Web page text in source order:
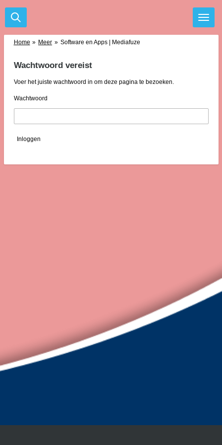
Ga
direct
Home » Meer » Software en Apps | Mediafuze
Wachtwoord vereist
Voer het juiste wachtwoord in om deze pagina te bezoeken.
Wachtwoord
Inloggen